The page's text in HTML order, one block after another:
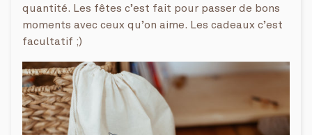
quantité. Les fêtes c’est fait pour passer de bons
moments avec ceux qu’on aime. Les cadeaux c’est
facultatif ;)